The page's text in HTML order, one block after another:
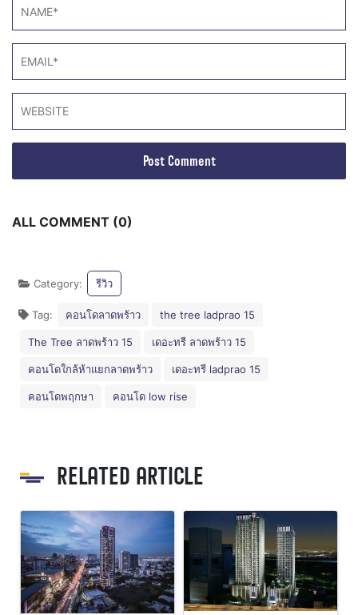
ALL COMMENT (0)
Category: รีวิว
Tag: คอนโดลาดพร้าว the tree ladprao 15
The Tree ลาดพร้าว 15 เดอะทรี ลาดพร้าว 15
คอนโดใกล้ห้าแยกลาดพร้าว เดอะทรี ladprao 15
คอนโดพฤกษา คอนโด low rise
RELATED ARTICLE